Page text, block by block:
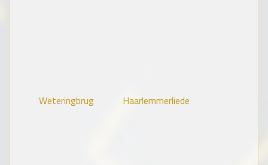
Weteringbrug Haarlemmerliede